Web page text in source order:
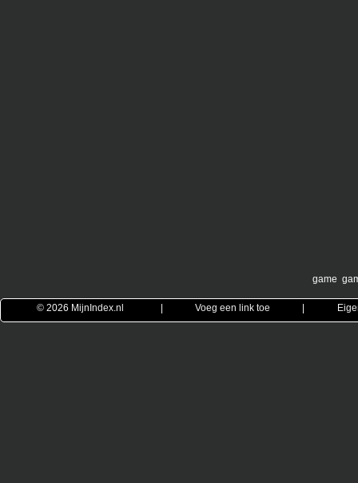
game
© 2026 MijnIndex.nl Voeg een link toe